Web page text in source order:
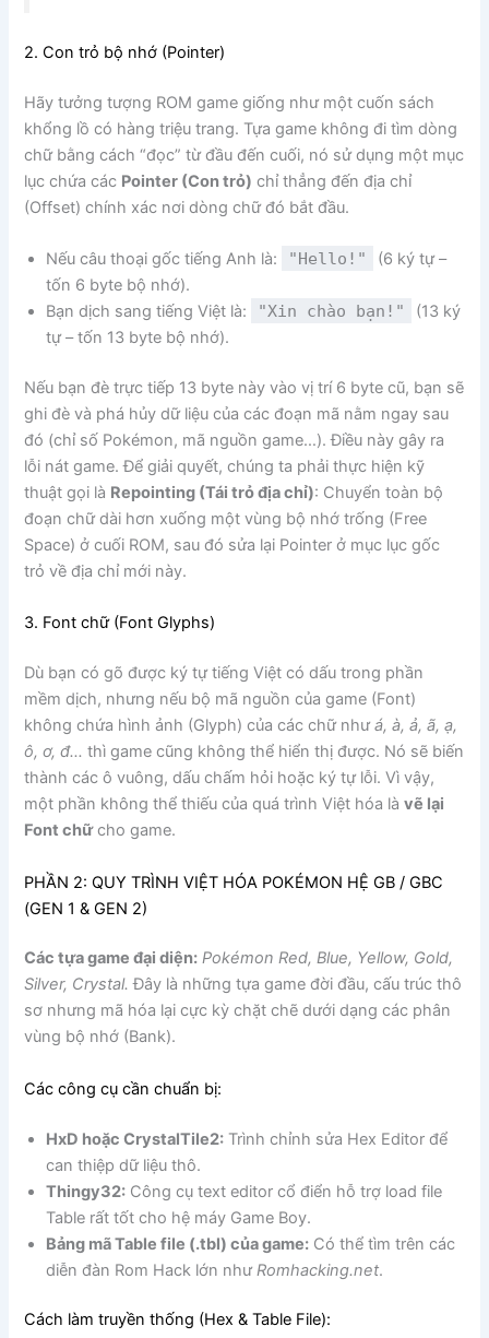
2. Con trỏ bộ nhớ (Pointer)
Hãy tưởng tượng ROM game giống như một cuốn sách
khổng lồ có hàng triệu trang. Tựa game không đi tìm dòng
chữ bằng cách “đọc” từ đầu đến cuối, nó sử dụng một mục
lục chứa các Pointer (Con trỏ) chỉ thẳng đến địa chỉ
(Offset) chính xác nơi dòng chữ đó bắt đầu.
Nếu câu thoại gốc tiếng Anh là: "Hello!"
(6 ký tự –
tốn 6 byte bộ nhớ).
Bạn dịch sang tiếng Việt là:
"Xin chào bạn!"
(13 ký
tự – tốn 13 byte bộ nhớ).
Nếu bạn đè trực tiếp 13 byte này vào vị trí 6 byte cũ, bạn sẽ
ghi đè và phá hủy dữ liệu của các đoạn mã nằm ngay sau
đó (chỉ số Pokémon, mã nguồn game…). Điều này gây ra
lỗi nát game. Để giải quyết, chúng ta phải thực hiện kỹ
thuật gọi là Repointing (Tái trỏ địa chỉ): Chuyển toàn bộ
đoạn chữ dài hơn xuống một vùng bộ nhớ trống (Free
Space) ở cuối ROM, sau đó sửa lại Pointer ở mục lục gốc
trỏ về địa chỉ mới này.
3. Font chữ (Font Glyphs)
Dù bạn có gõ được ký tự tiếng Việt có dấu trong phần
mềm dịch, nhưng nếu bộ mã nguồn của game (Font)
không chứa hình ảnh (Glyph) của các chữ nhưá, à, ả, ã, ạ,
ô, ơ, đ… thì game cũng không thể hiển thị được. Nó sẽ biến
thành các ô vuông, dấu chấm hỏi hoặc ký tự lỗi. Vì vậy,
một phần không thể thiếu của quá trình Việt hóa làvẽ lại
Font chữcho game.
PHẦN 2: QUY TRÌNH VIỆT HÓA POKÉMON HỆ GB / GBC
(GEN 1 & GEN 2)
Các tựa game đại diện: Pokémon Red, Blue, Yellow, Gold,
Silver, Crystal. Đây là những tựa game đời đầu, cấu trúc thô
sơ nhưng mã hóa lại cực kỳ chặt chẽ dưới dạng các phân
vùng bộ nhớ (Bank).
Các công cụ cần chuẩn bị:
HxD hoặc CrystalTile2: Trình chỉnh sửa Hex Editor để
can thiệp dữ liệu thô.
Thingy32: Công cụ text editor cổ điển hỗ trợ load file
Table rất tốt cho hệ máy Game Boy.
Bảng mã Table file (.tbl) của game: Có thể tìm trên các
diễn đàn Rom Hack lớn như Romhacking.net.
Cách làm truyền thống (Hex & Table File):